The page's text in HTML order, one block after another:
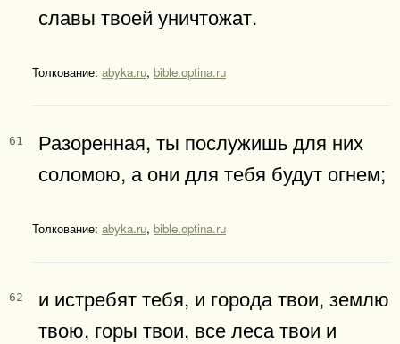
славы твоей уничтожат.
Толкование: abyka.ru, bible.optina.ru
61
Разоренная, ты послужишь для них
соломою, а они для тебя будут огнем;
Толкование: abyka.ru, bible.optina.ru
62
и истребят тебя, и города твои, землю
твою, горы твои, все леса твои и